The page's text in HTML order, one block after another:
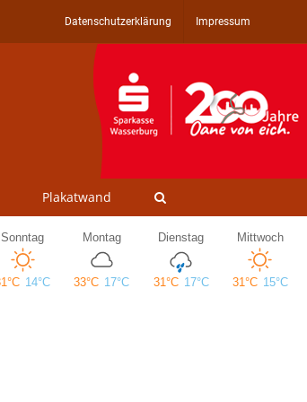
Datenschutzerklärung Impressum
Plakatwand